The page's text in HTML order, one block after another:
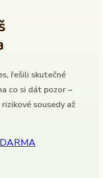
řešili skutečné
co si dát pozor –
sousedy až